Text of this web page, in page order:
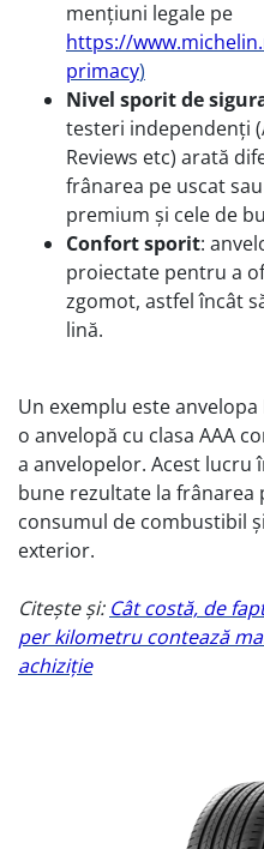
mențiuni legale pe
https://
primacy)
Nivel sporit de
testeri independenți
Reviews etc) arată
frânarea pe uscat
premium și cele de
Confort sporit:
proiectate pentru a
zgomot, astfel încât
lină.
Un exemplu este anvelopa
o anvelopă cu clasa AAA
a anvelopelor. Acest lucru
bune rezultate la frânarea
consumul de combustibil
exterior.
Citește și: Cât costă, de
per kilometru contează
achiziție